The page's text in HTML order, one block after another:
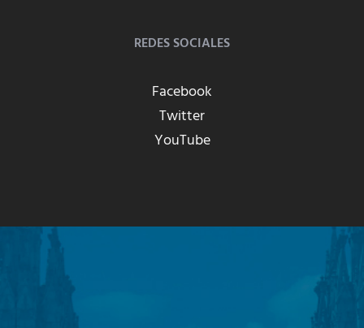
REDES SOCIALES
Facebook
Twitter
YouTube